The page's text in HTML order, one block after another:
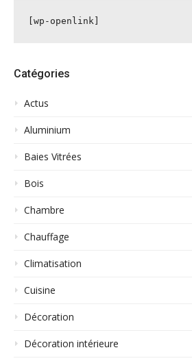
[wp-openlink]
Catégories
Actus
Aluminium
Baies Vitrées
Bois
Chambre
Chauffage
Climatisation
Cuisine
Décoration
Décoration intérieure